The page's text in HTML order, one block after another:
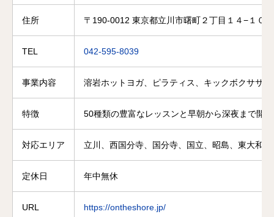
住所 〒190-0012 東京都立川市曙町２丁目１４−１０
TEL 042-595-8039
事業内容 溶岩ホットヨガ、ピラティス、キックボクササ
特徴 50種類の豊富なレッスンと早朝から深夜まで開
対応エリア 立川、西国分寺、国分寺、国立、昭島、東大和
定休日 年中無休
URL https://ontheshore.jp/